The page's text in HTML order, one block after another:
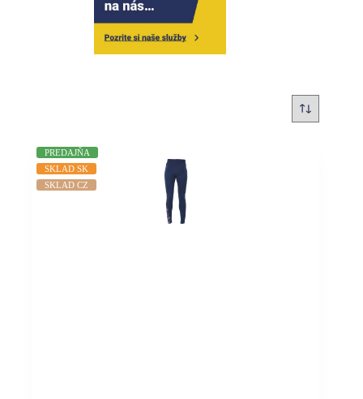
PREDAJŇA
SKLAD SK
SKLAD CZ